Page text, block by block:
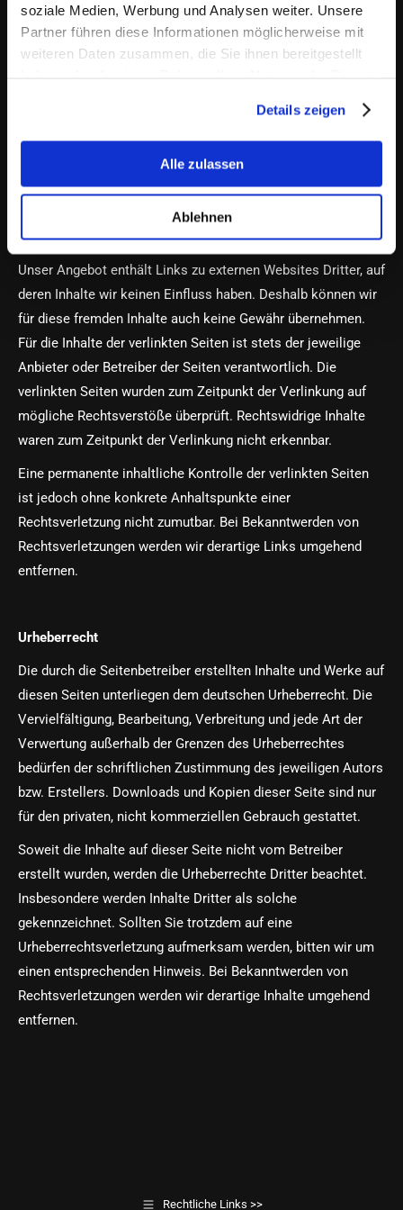
soziale Medien, Werbung und Analysen weiter. Unsere
Partner führen diese Informationen möglicherweise mit
weiteren Daten zusammen, die Sie ihnen bereitgestellt
Details zeigen
Alle zulassen
Ablehnen
Verpflichtungen zur Entfernung oder Sperrung der Nutzung
von Informationen nach den allgemeinen Gesetzen bleiben
entsprechenden Rechtsverletzungen werden wir diese Inhalte
Haftung für Links
Unser Angebot enthält Links zu externen Websites Dritter, auf
deren Inhalte wir keinen Einfluss haben. Deshalb können wir
für diese fremden Inhalte auch keine Gewähr übernehmen.
Für die Inhalte der verlinkten Seiten ist stets der jeweilige
Anbieter oder Betreiber der Seiten verantwortlich. Die
verlinkten Seiten wurden zum Zeitpunkt der Verlinkung auf
mögliche Rechtsverstöße überprüft. Rechtswidrige Inhalte
waren zum Zeitpunkt der Verlinkung nicht erkennbar.
Eine permanente inhaltliche Kontrolle der verlinkten Seiten
ist jedoch ohne konkrete Anhaltspunkte einer
Rechtsverletzung nicht zumutbar. Bei Bekanntwerden von
Rechtsverletzungen werden wir derartige Links umgehend
entfernen.
Urheberrecht
Die durch die Seitenbetreiber erstellten Inhalte und Werke auf
diesen Seiten unterliegen dem deutschen Urheberrecht. Die
Vervielfältigung, Bearbeitung, Verbreitung und jede Art der
Verwertung außerhalb der Grenzen des Urheberrechtes
bedürfen der schriftlichen Zustimmung des jeweiligen Autors
bzw. Erstellers. Downloads und Kopien dieser Seite sind nur
für den privaten, nicht kommerziellen Gebrauch gestattet.
Soweit die Inhalte auf dieser Seite nicht vom Betreiber
erstellt wurden, werden die Urheberrechte Dritter beachtet.
Insbesondere werden Inhalte Dritter als solche
gekennzeichnet. Sollten Sie trotzdem auf eine
Urheberrechtsverletzung aufmerksam werden, bitten wir um
einen entsprechenden Hinweis. Bei Bekanntwerden von
Rechtsverletzungen werden wir derartige Inhalte umgehend
entfernen.
Rechtliche Links >>